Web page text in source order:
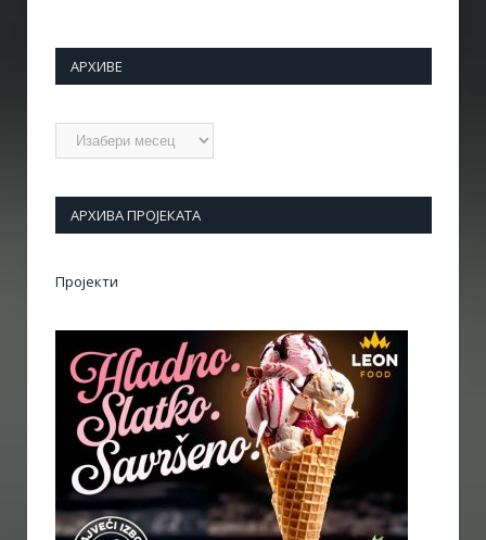
АРХИВЕ
Архиве
АРХИВА ПРОЈЕКАТА
Пројекти